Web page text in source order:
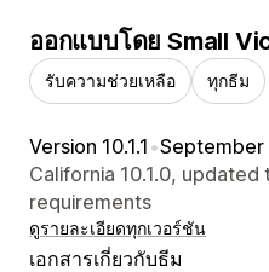
ออกแบบโดย Small
รับความช่วยเหลือ ทุกธีม
Version 10.1.1 •
California 10.1.0,
requirements
ดูรายละเอียดทุกเวอร์ชัน
เอกสารเกี่ยวกับธีม